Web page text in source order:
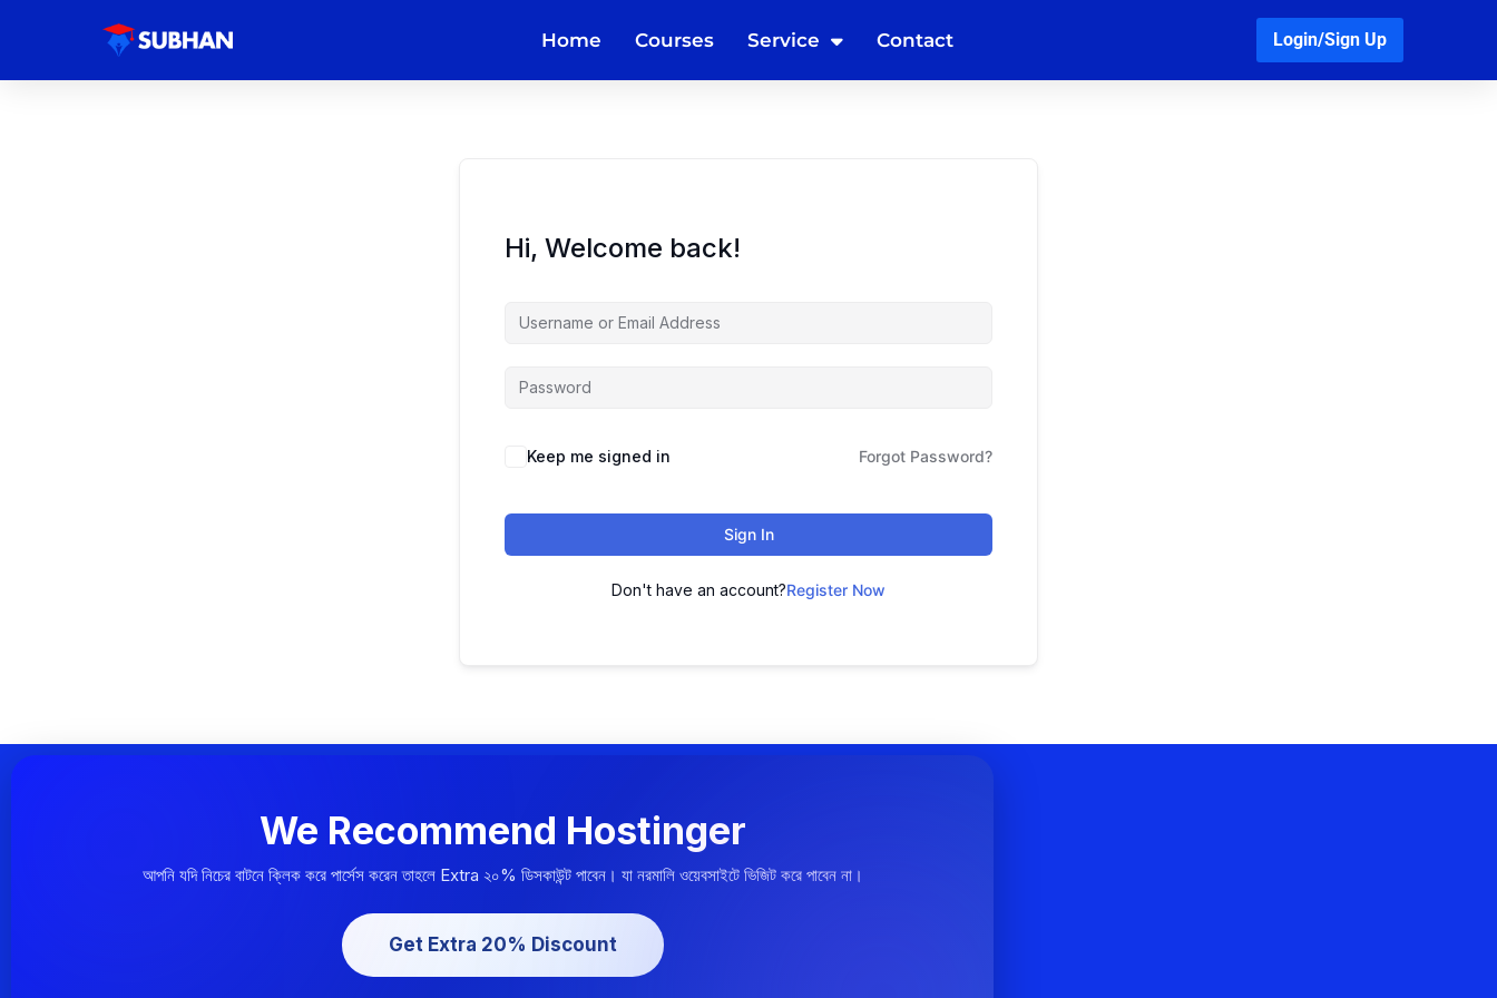
Home Courses Service Contact Login/Sign Up
Hi, Welcome back!
Keep me signed in Forgot Password?
Sign In
Don't have an account?Register Now
We Recommend Hostinger
আপনি যদি নিচের বাটনে ক্লিক করে পার্সেস করেন তাহলে Extra ২০% ডিসকাউন্ট পাবেন। যা নরমালি ওয়েবসাইটে ভিজিট করে পাবেন না।
Get Extra 20% Discount